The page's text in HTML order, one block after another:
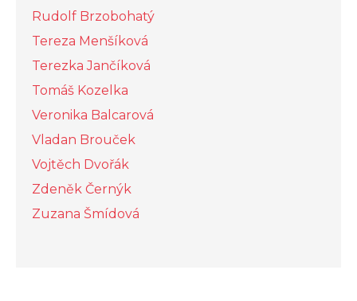
Rudolf Brzobohatý
Tereza Menšíková
Terezka Jančíková
Tomáš Kozelka
Veronika Balcarová
Vladan Brouček
Vojtěch Dvořák
Zdeněk Černýk
Zuzana Šmídová